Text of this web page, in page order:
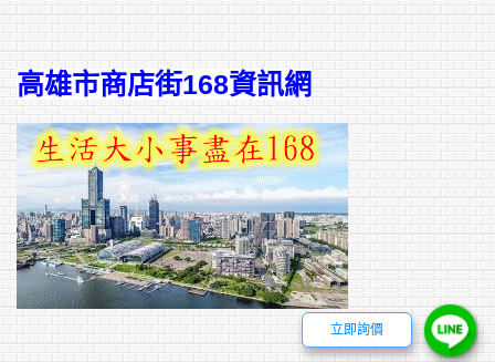
立即詢價
高雄市商店街168資訊網